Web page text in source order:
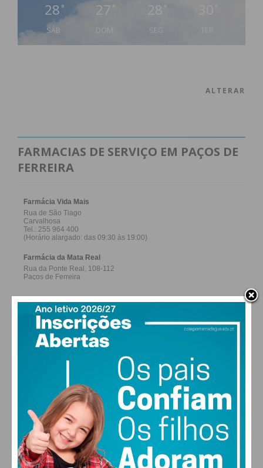
28 °
SÁB
27 °
DOM
28 °
SEG
ALTERAR
FARMACIAS DE SERVIÇO EM PAÇOS DE
FERREIRA
27,0k
Followers Subscribers
0
Followers
577
Readers